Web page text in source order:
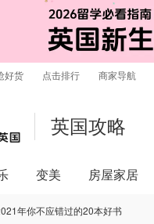
好货 点击排行 商家导航
英国攻略
变美 房屋家居
年你不应错过的20本好书